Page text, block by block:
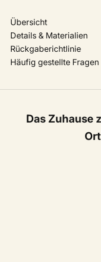
Übersicht
Details & Materialien
Rückgaberichtlinie
Häufig gestellte Fragen
Das Zuhause